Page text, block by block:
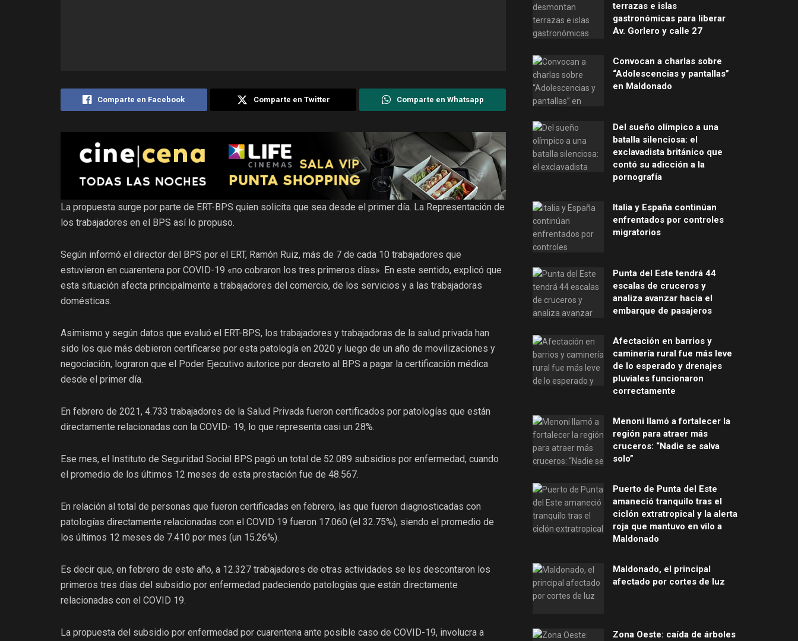
Comparte en Facebook Comparte en Twitter Comparte en Whatsapp
La propuesta surge por parte de ERT-BPS quien solicita que sea desde el primer día. La Representación de
los trabajadores en el BPS así lo propuso.
Según informó el director del BPS por el ERT, Ramón Ruiz, más de 7 de cada 10 trabajadores que
estuvieron en cuarentena por COVID-19 «no cobraron los tres primeros días». En este sentido, explicó que
esta situación afecta principalmente a trabajadores del comercio, de los servicios y a las trabajadoras
domésticas.
Asimismo y según datos que evaluó el ERT-BPS, los trabajadores y trabajadoras de la salud privada han
sido los que más debieron certificarse por esta patología en 2020 y luego de un año de movilizaciones y
negociación, lograron que el Poder Ejecutivo autorice por decreto al BPS a pagar la certificación médica
desde el primer día.
En febrero de 2021, 4.733 trabajadores de la Salud Privada fueron certificados por patologías que están
directamente relacionadas con la COVID- 19, lo que representa casi un 28%.
Ese mes, el Instituto de Seguridad Social BPS pagó un total de 52.089 subsidios por enfermedad, cuando
el promedio de los últimos 12 meses de esta prestación fue de 48.567.
En relación al total de personas que fueron certificadas en febrero, las que fueron diagnosticadas con
patologías directamente relacionadas con el COVID 19 fueron 17.060 (el 32.75%), siendo el promedio de
los últimos 12 meses de 7.410 por mes (un 15.26%).
Es decir que, en febrero de este año, a 12.327 trabajadores de otras actividades se les descontaron los
primeros tres días del subsidio por enfermedad padeciendo patologías que están directamente
relacionadas con el COVID 19.
La propuesta del subsidio por enfermedad por cuarentena ante posible caso de COVID-19, involucra a
terrazas e islas
gastronómicas para liberar
Av. Gorlero y calle 27
Convocan a charlas sobre
“Adolescencias y pantallas”
en Maldonado
Del sueño olímpico a una
batalla silenciosa: el
exclavadista británico que
contó su adicción a la
pornografía
Italia y España continúan
enfrentados por controles
migratorios
Punta del Este tendrá 44
escalas de cruceros y
analiza avanzar hacia el
embarque de pasajeros
Afectación en barrios y
caminería rural fue más leve
de lo esperado y drenajes
pluviales funcionaron
correctamente
Menoni llamó a fortalecer la
región para atraer más
cruceros: “Nadie se salva
solo”
Puerto de Punta del Este
amaneció tranquilo tras el
ciclón extratropical y la alerta
roja que mantuvo en vilo a
Maldonado
Maldonado, el principal
afectado por cortes de luz
Zona Oeste: caída de árboles